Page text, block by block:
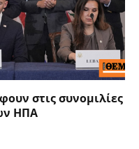
στις συνομιλίες
ΗΠΑ